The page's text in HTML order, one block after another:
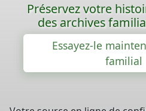
Préservez votre
des archives
Essayez-le
familial